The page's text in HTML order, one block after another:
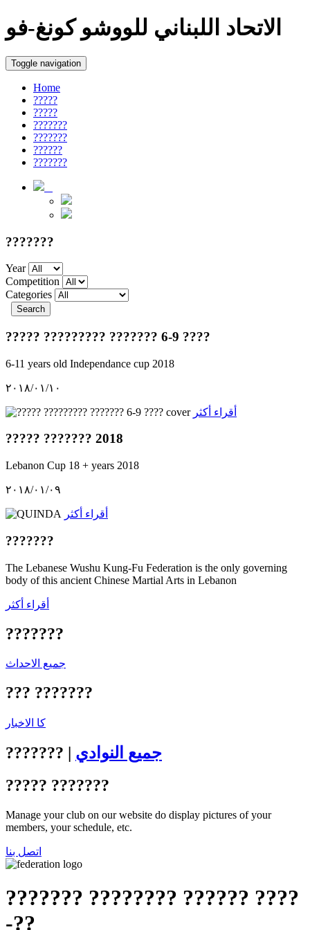
الاتحاد اللبناني للووشو كونغ-فو
Toggle navigation
Home
?????
?????
???????
???????
??????
???????
???????
Year
Competition
Categories
Search
????? ????????? ??????? 6-9 ????
6-11 years old Independance cup 2018
١٠‏/٠١‏/٢٠١٨
أقراء أكثر
????? ??????? 2018
Lebanon Cup 18 + years 2018
٠٩‏/٠١‏/٢٠١٨
أقراء أكثر
???????
The Lebanese Wushu Kung-Fu Federation is the only governing
body of this ancient Chinese Martial Arts in Lebanon
أقراء أكثر
???????
جميع الاحداث
??? ???????
كا الاخبار
???????
جميع النوادي
????? ???????
Manage your club on our website do display pictures of your
members, your schedule, etc.
اتصل بنا
??????? ???????? ?????? ????
-??